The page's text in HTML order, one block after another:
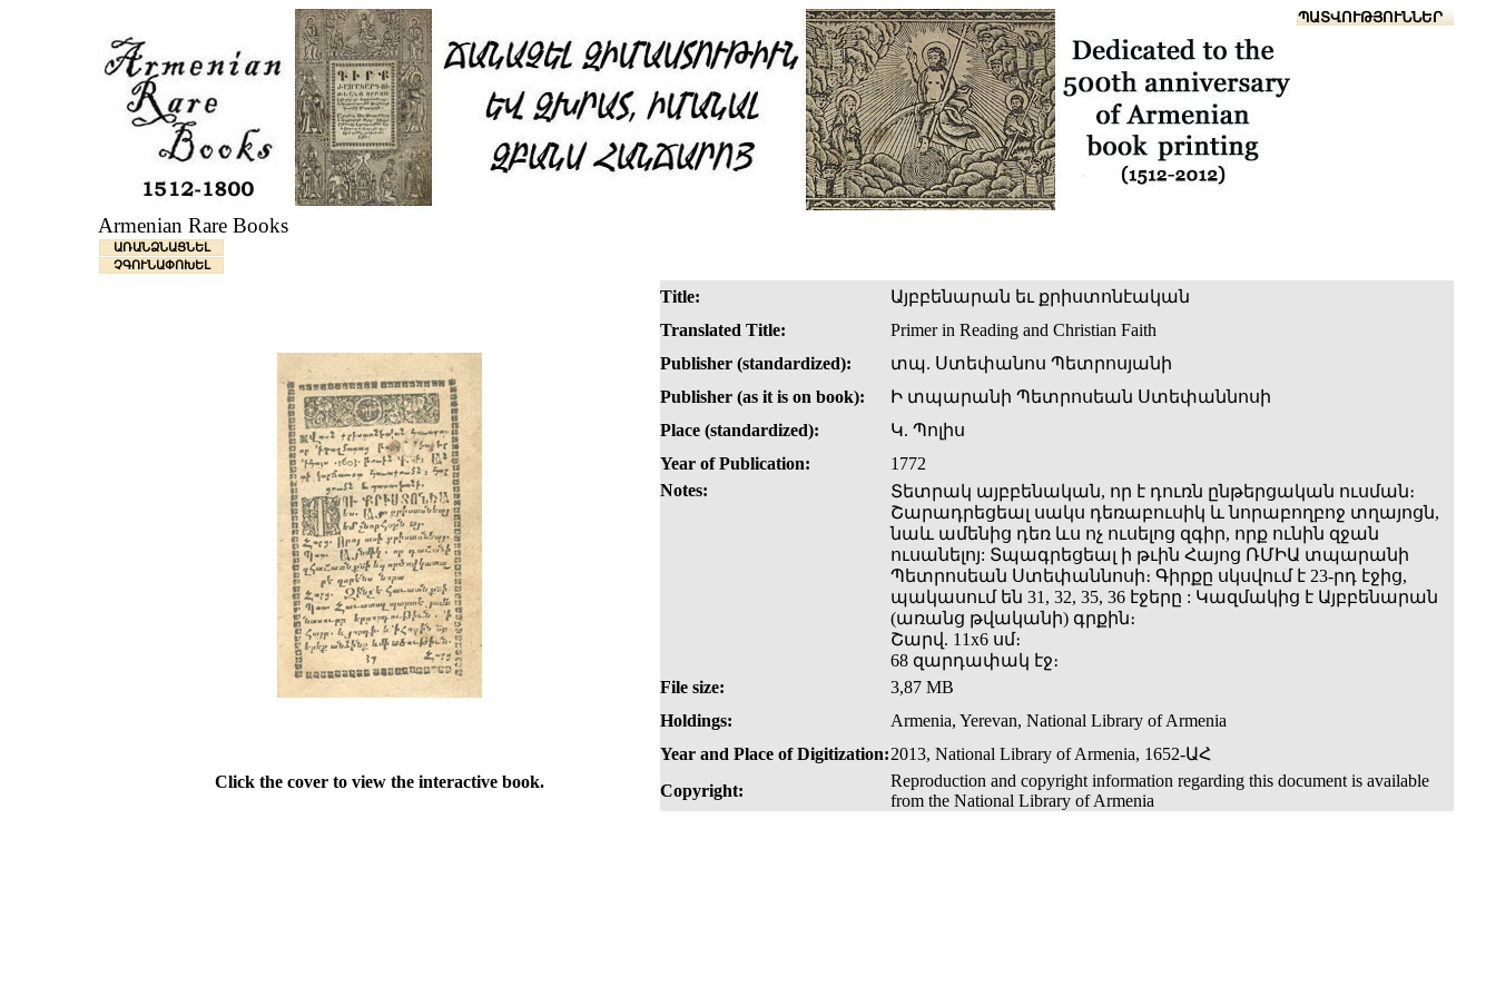
ՆԱԽԱՊԱՏՎՈՒԹՅՈՒՆՆԵՐ
Armenian Rare Books
ԱՌԱՆՁՆԱՑՆԵԼ
ՉԳՈՒՆԱՓՈԽԵԼ
Title:
Այբբենարան եւ քրիստոնէական
Translated Title:
Primer in Reading and Christian Faith
Publisher (standardized):
տպ. Ստեփանոս Պետրոսյանի
Publisher (as it is on book):
Ի տպարանի Պետրոսեան Ստեփաննոսի
Place (standardized):
Կ. Պոլիս
Year of Publication:
1772
Notes:
Տետրակ այբբենական, որ է դուռն ընթերցական ուսման։
Շարադրեցեալ սակս դեռաբուսիկ և նորաբողբոջ տղայոցն,
նաև ամենից դեռ ևս ոչ ուսելոց զգիր, որք ունին զջան
ուսանելոյ: Տպագրեցեալ ի թւին Հայոց ՌՄԻԱ տպարանի
Պետրոսեան Ստեփաննոսի։ Գիրքը սկսվում է 23-րդ էջից,
պակասում են 31, 32, 35, 36 էջերը : Կազմակից է Այբբենարան
(առանց թվականի) գրքին։
Շարվ. 11x6 սմ։
68 զարդափակ էջ։
File size:
3,87 MB
Holdings:
Armenia, Yerevan, National Library of Armenia
Year and Place of Digitization:2013, National Library of Armenia, 1652-ԱՀ
Click the cover to view the interactive book.
Copyright:
Reproduction and copyright information regarding this document is available
from the National Library of Armenia